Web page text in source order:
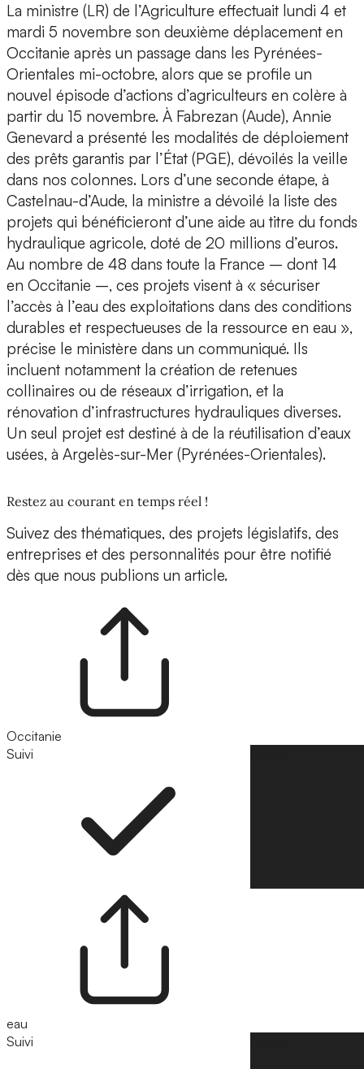
La ministre (LR) de l’Agriculture effectuait lundi 4 et
mardi 5 novembre son deuxième déplacement en
Occitanie après un passage dans les Pyrénées-
Orientales mi-octobre, alors que se profile un
nouvel épisode d’actions d’agriculteurs en colère à
partir du 15 novembre. À Fabrezan (Aude), Annie
Genevard a présenté les modalités de déploiement
des prêts garantis par l’État (PGE), dévoilés la veille
dans nos colonnes. Lors d’une seconde étape, à
Castelnau-d’Aude, la ministre a dévoilé la liste des
projets qui bénéficieront d’une aide au titre du fonds
hydraulique agricole, doté de 20 millions d’euros.
Au nombre de 48 dans toute la France – dont 14
en Occitanie –, ces projets visent à « sécuriser
l’accès à l’eau des exploitations dans des conditions
durables et respectueuses de la ressource en eau »,
précise le ministère dans un communiqué. Ils
incluent notamment la création de retenues
collinaires ou de réseaux d’irrigation, et la
rénovation d’infrastructures hydrauliques diverses.
Un seul projet est destiné à de la réutilisation d’eaux
usées, à Argelès-sur-Mer (Pyrénées-Orientales).
Restez au courant en temps réel !
Suivez des thématiques, des projets législatifs, des
entreprises et des personnalités pour être notifié
dès que nous publions un article.
Occitanie
Suivi
eau
Suivi